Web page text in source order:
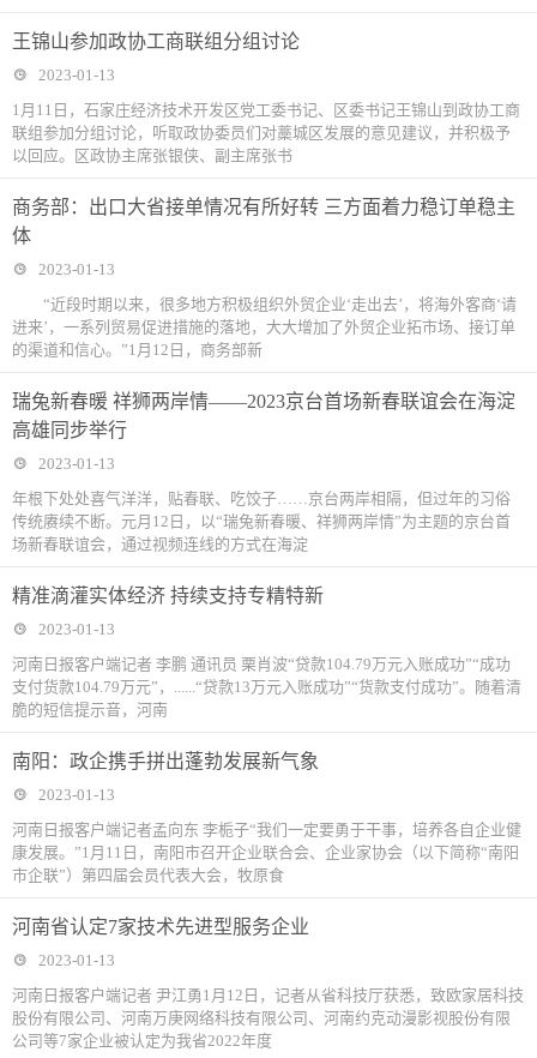
王锦山参加政协工商联组分组讨论
2023-01-13
1月11日，石家庄经济技术开发区党工委书记、区委书记王锦山到政协工商
联组参加分组讨论，听取政协委员们对藁城区发展的意见建议，并积极予
以回应。区政协主席张银侠、副主席张书
商务部：出口大省接单情况有所好转 三方面着力稳订单稳主
体
2023-01-13
“近段时期以来，很多地方积极组织外贸企业‘走出去’，将海外客商‘请
进来’，一系列贸易促进措施的落地，大大增加了外贸企业拓市场、接订单
的渠道和信心。”1月12日，商务部新
瑞兔新春暖 祥狮两岸情——2023京台首场新春联谊会在海淀
高雄同步举行
2023-01-13
年根下处处喜气洋洋，贴春联、吃饺子……京台两岸相隔，但过年的习俗
传统赓续不断。元月12日，以“瑞兔新春暖、祥狮两岸情”为主题的京台首
场新春联谊会，通过视频连线的方式在海淀
精准滴灌实体经济 持续支持专精特新
2023-01-13
河南日报客户端记者 李鹏 通讯员 栗肖波“贷款104.79万元入账成功”“成功
支付货款104.79万元”，......“贷款13万元入账成功”“货款支付成功”。随着清
脆的短信提示音，河南
南阳：政企携手拼出蓬勃发展新气象
2023-01-13
河南日报客户端记者孟向东 李栀子“我们一定要勇于干事，培养各自企业健
康发展。”1月11日，南阳市召开企业联合会、企业家协会（以下简称“南阳
市企联”）第四届会员代表大会，牧原食
河南省认定7家技术先进型服务企业
2023-01-13
河南日报客户端记者 尹江勇1月12日，记者从省科技厅获悉，致欧家居科技
股份有限公司、河南万庚网络科技有限公司、河南约克动漫影视股份有限
公司等7家企业被认定为我省2022年度